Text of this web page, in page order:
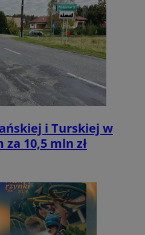
i Turskiej w
za 10,5 mln zł